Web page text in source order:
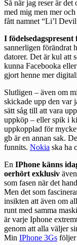
Så när jag reser är
med mig men mer
fått namnet “Li’l
I
sannerligen förändrat
datorer. Det är kul att
kunna Facebooka
gjort henne mer
Slutligen – även om
skickade upp den var
sätt såg till att vara
uppköp – eller spik i
uppkopplad för
gb är en annan sak.
funnits. Nokia ska ha
En IPhone känns
oerhört exklusiv
som fasen när det
Men det som
insikten att även om
runt med samma
är varje Iphone
genom att alla väljer
Min IPhone 3Gs